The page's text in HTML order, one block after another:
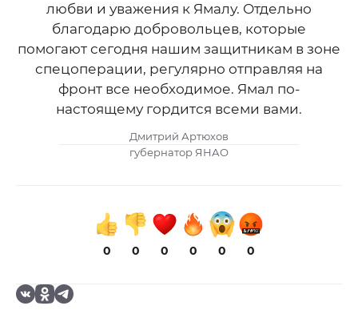
любви и уважения к Ямалу. Отдельно
благодарю добровольцев, которые
помогают сегодня нашим защитникам в зоне
спецоперации, регулярно отправляя на
фронт все необходимое. Ямал по-
настоящему гордится всеми вами.
Дмитрий Артюхов
губернатор ЯНАО
0 0 0 0 0 0